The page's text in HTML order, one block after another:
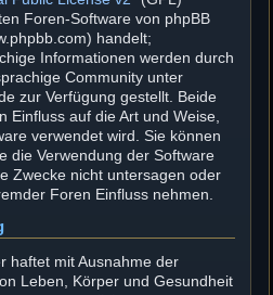
Foren-Software von phpBB
handelt;
Informationen werden durch
Community unter
zur Verfügung gestellt. Beide
Einfluss auf die Art und Weise,
verwendet wird. Sie können
die Verwendung der Software
Zwecke nicht untersagen oder
Foren Einfluss nehmen.
haftet mit Ausnahme der
Leben, Körper und Gesundheit